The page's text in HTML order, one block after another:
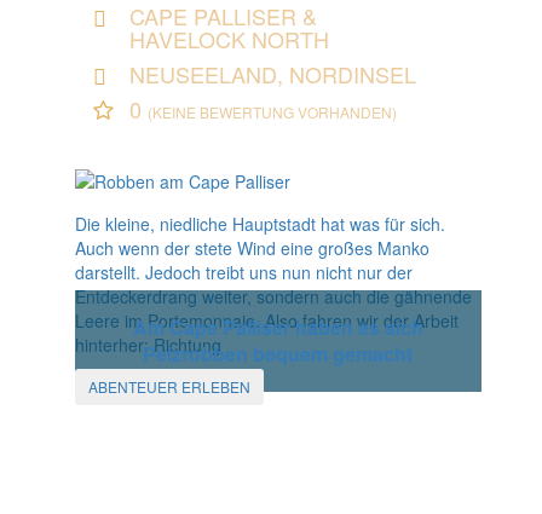
CAPE PALLISER &
HAVELOCK NORTH
NEUSEELAND, NORDINSEL
0 (KEINE BEWERTUNG VORHANDEN)
Am Cape Palliser haben es sich
Pelzrobben bequem gemacht
Die kleine, niedliche Hauptstadt hat was für sich.
Auch wenn der stete Wind eine großes Manko
darstellt. Jedoch treibt uns nun nicht nur der
Entdeckerdrang weiter, sondern auch die gähnende
Leere im Portemonnaie. Also fahren wir der Arbeit
hinterher: Richtung
ABENTEUER ERLEBEN